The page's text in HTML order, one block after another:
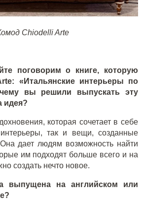
Chiodelli Arte
поговорим о книге, которую
«Итальянские интерьеры по
вы решили выпускать эту
идея?
которая сочетает в себе
так и вещи, созданные
дает людям возможность найти
им подходят больше всего и на
создать нечто новое.
выпущена на английском или